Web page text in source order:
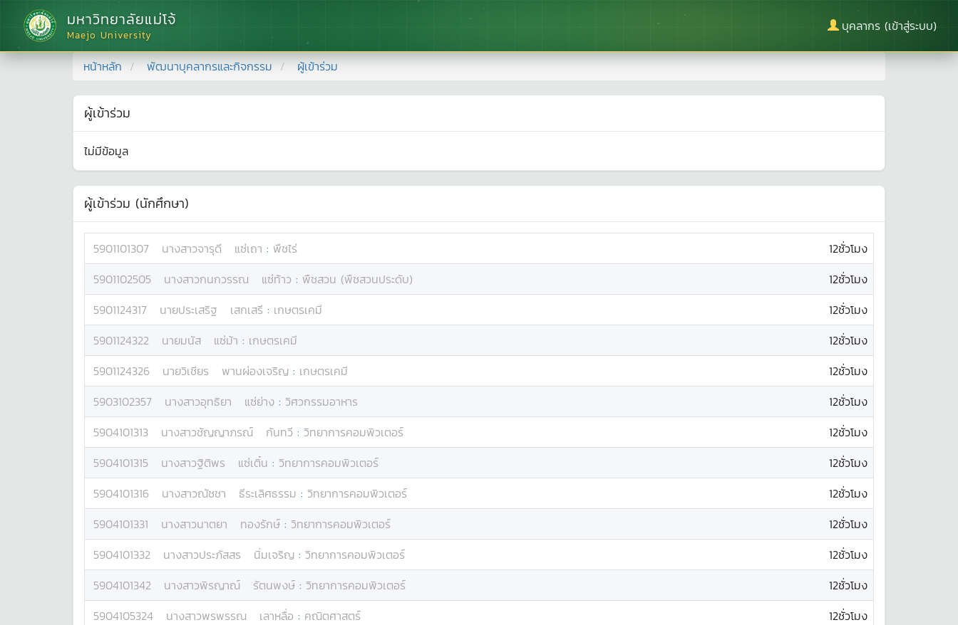
มหาวิทยาลัยแม่โจ้
Maejo University
บุคลากร (เข้าสู่ระบบ)
หน้าหลัก พัฒนาบุคลากรและกิจกรรม ผู้เข้าร่วม
ผู้เข้าร่วม
ไม่มีข้อมูล
ผู้เข้าร่วม (นักศึกษา)
5901101307 นางสาวจารุดี แซ่เถา : พืชไร่
12ชั่วโมง
5901102505
นางสาวกนกวรรณ แซ่ท้าว : พืชสวน (พืชสวนประดับ)
12ชั่วโมง
5901124317
นายประเสริฐ เสกเสรี : เกษตรเคมี
12ชั่วโมง
5901124322
นายมนัส แซ่ม้า : เกษตรเคมี
12ชั่วโมง
5901124326
นายวิเชียร พานผ่องเจริญ : เกษตรเคมี
12ชั่วโมง
5903102357
นางสาวอุทธิยา แซ่ย่าง : วิศวกรรมอาหาร
12ชั่วโมง
5904101313
นางสาวชัญญาภรณ์ กันทวี : วิทยาการคอมพิวเตอร์
12ชั่วโมง
5904101315
นางสาวฐิติพร แซ่เติ๋น : วิทยาการคอมพิวเตอร์
12ชั่วโมง
5904101316
นางสาวณัชชา ธีระเลิศธรรม : วิทยาการคอมพิวเตอร์
12ชั่วโมง
5904101331
นางสาวนาตยา ทองรักษ์ : วิทยาการคอมพิวเตอร์
12ชั่วโมง
5904101332
นางสาวประภัสสร นิ่มเจริญ : วิทยาการคอมพิวเตอร์
12ชั่วโมง
5904101342
นางสาวพิรญาณ์ รัตนพงษ์ : วิทยาการคอมพิวเตอร์
12ชั่วโมง
5904105324
นางสาวพรพรรณ เลาหลื่อ : คณิตศาสตร์
12ชั่วโมง